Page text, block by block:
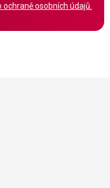
ochraně osobních údajů.